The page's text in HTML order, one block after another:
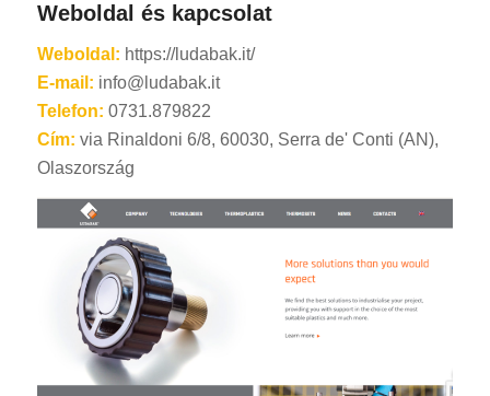
Weboldal és kapcsolat
Weboldal: https://ludabak.it/
E-mail: info@ludabak.it
Telefon: 0731.879822
Cím: via Rinaldoni 6/8, 60030, Serra de' Conti (AN),
Olaszország